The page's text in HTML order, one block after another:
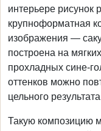
интерьере рисунок
крупноформатная
изображения —
построена на
прохладных сине-
оттенков можно
цельного
Такую композицию